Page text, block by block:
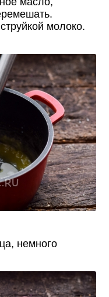
молоко.
немного